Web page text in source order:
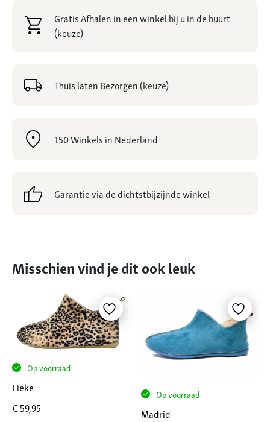
Gratis Afhalen in een winkel bij u in de buurt
(keuze)
Thuis laten Bezorgen (keuze)
150 Winkels in Nederland
Garantie via de dichtstbijzijnde winkel
Misschien vind je dit ook leuk
Op voorraad
Lieke
€59,95
Op voorraad
Madrid